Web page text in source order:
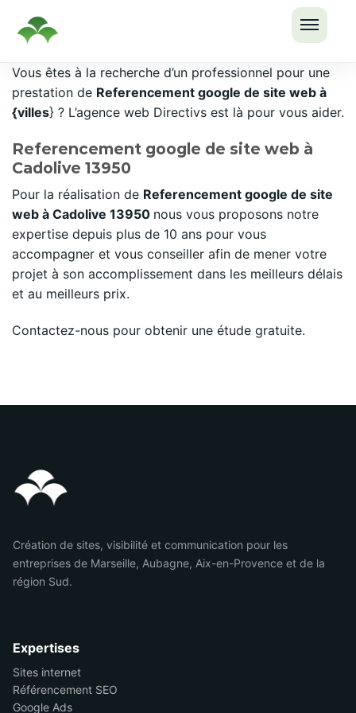
LE
MENU
Passer
au
contenu
Vous êtes à la recherche d’un professionnel pour une
prestation de Referencement google de site web à
{villes} ? L’agence web Directivs est là pour vous aider.
Referencement google de site web à
Cadolive 13950
Pour la réalisation de Referencement google de site
web à Cadolive 13950 nous vous proposons notre
expertise depuis plus de 10 ans pour vous
accompagner et vous conseiller afin de mener votre
projet à son accomplissement dans les meilleurs délais
et au meilleurs prix.
Contactez-nous pour obtenir une étude gratuite.
Création de sites, visibilité et communication pour les
entreprises de Marseille, Aubagne, Aix-en-Provence et de la
région Sud.
Expertises
Sites internet
Référencement SEO
Google Ads